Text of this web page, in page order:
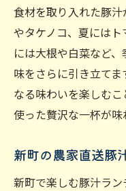
食材を取り入れた豚
やタケノコ、夏には
には大根や白菜など
味をさらに引き立て
なる味わいを楽しむ
使った贅沢な一杯が味
新町の農家直送豚
新町で楽しむ豚汁ラ